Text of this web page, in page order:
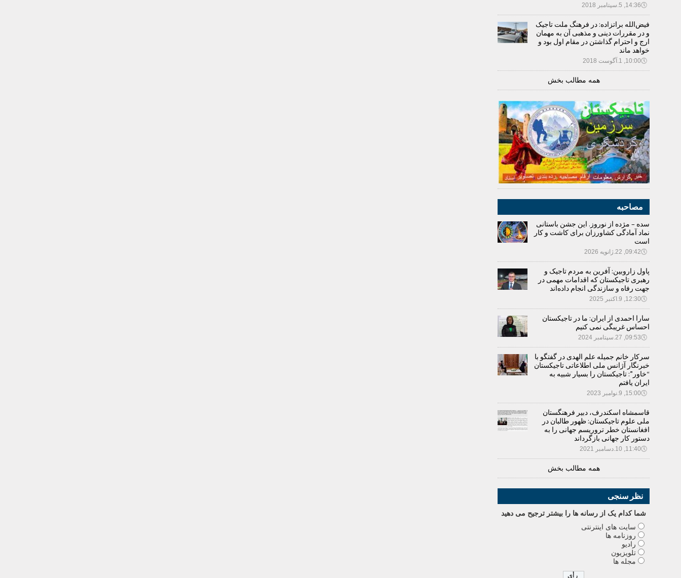
🕔14:36, 5.سپتامبر 2018
فیض‌الله براتزاده: در فرهنگ ملت تاجیک
و در مقررات دینی و مذهبی آن به مهمان
ارج و احترام گذاشتن در مقام اول بود و
خواهد ماند
🕔10:00, 1.آگوست 2018
همه مطالب بخش
مصاحبه
سده – مژده از نوروز. این جشن باستانی
نماد آمادگی کشاورزان برای کاشت و کار
است
🕔09:42, 22.ژانویه 2026
پاول زاروبین: آفرین به مردم تاجیک و
رهبری تاجیکستان که اقدامات مهمی در
جهت رفاه و سازندگی انجام داده‌اند
🕔12:30, 9.اکتبر 2025
سارا احمدی از ایران: ما در تاجیکستان
احساس غریبگی نمی کنیم
🕔09:53, 27.سپتامبر 2024
سرکار خانم جمیله علم الهدی در گفتگو با
خبرنگار آژانس ملی اطلاعاتی تاجیکستان
“خاور”: تاجیکستان را بسیار شبیه به
ایران یافتم
🕔15:00, 9.نوامبر 2023
قاسمشاه اسکندرف، دبیر فرهنگستان
ملی علوم تاجیکستان: ظهور طالبان در
افغانستان خطر تروریسم جهانی را به
دستور کار جهانی بازگرداند
🕔11:40, 10.دسامبر 2021
همه مطالب بخش
نظر سنجی
شما کدام يک از رسانه ها را بيشتر ترجيح می دهيد
سایت های اینترنتی
روزنامه ها
رادیو
تلویزیون
مجله ها